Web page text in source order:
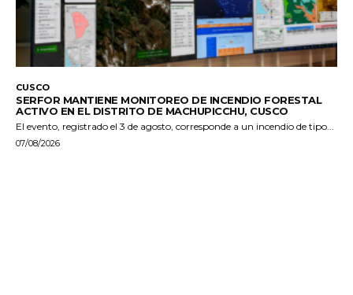
CUSCO
SERFOR MANTIENE MONITOREO DE INCENDIO FORESTAL
ACTIVO EN EL DISTRITO DE MACHUPICCHU, CUSCO
El evento, registrado el 3 de agosto, corresponde a un incendio de tipo...
07/08/2026